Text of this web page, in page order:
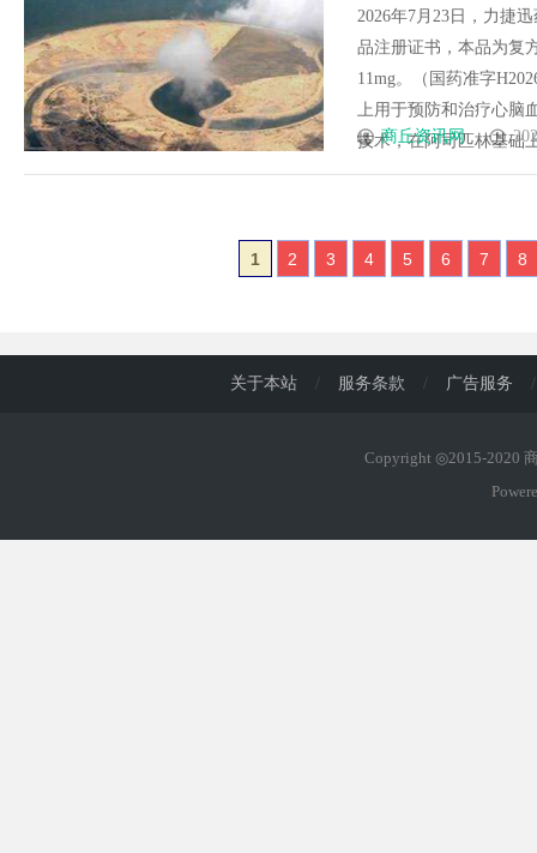
2026年7月23日，力捷
品注册证书，本品为复
11mg。（国药准字
上用于预防和治疗心脑
技术，在阿司匹林基础
商丘资讯网
1 2 3 4 5 6 7 8
关于本站 / 服务条款 / 广告服务 /
Copyright ◎2015-2020